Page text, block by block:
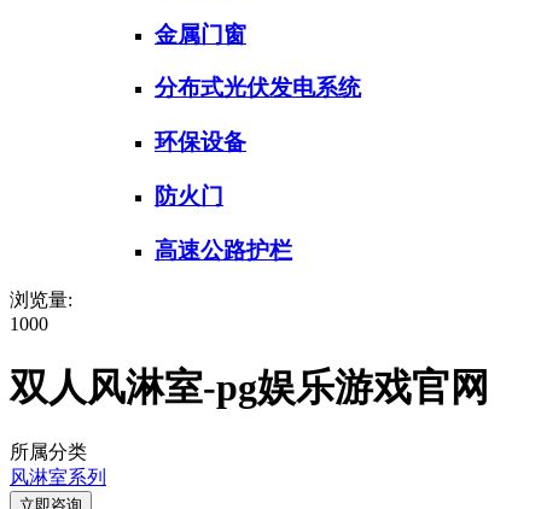
金属门窗
分布式光伏发电系统
环保设备
防火门
高速公路护栏
浏览量:
1000
双人风淋室-pg娱乐游戏官网
所属分类
风淋室系列
立即咨询